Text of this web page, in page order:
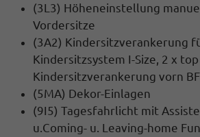
(3L3) Höheneinstellung
Vordersitze
(3A2) Kindersitzverankerung
Kindersitzsystem I-Size, 2 x
Kindersitzverankerung vorn
(5MA) Dekor-Einlagen
(9I5) Tagesfahrlicht mit
u.Coming- u. Leaving-home